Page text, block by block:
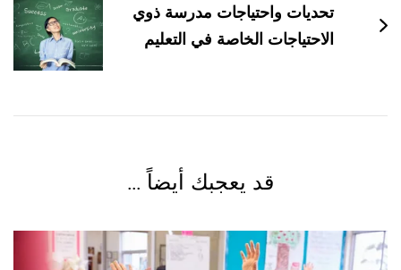
تحديات واحتياجات مدرسة ذوي
الاحتياجات الخاصة في التعليم
قد يعجبك أيضاً ...